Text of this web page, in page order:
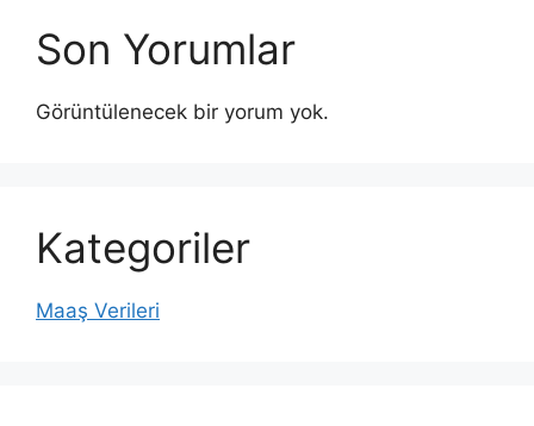
Son Yorumlar
Görüntülenecek bir yorum yok.
Kategoriler
Maaş Verileri